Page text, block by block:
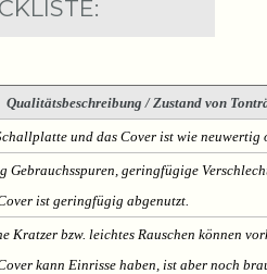
Qualitätsbeschreibung / Zustand von
und das Cover ist wie
Gebrauchsspuren, geringfügige
ist geringfügig abgenutzt.
Kratzer bzw. leichtes Rauschen können
kann Einrisse haben, ist aber noch